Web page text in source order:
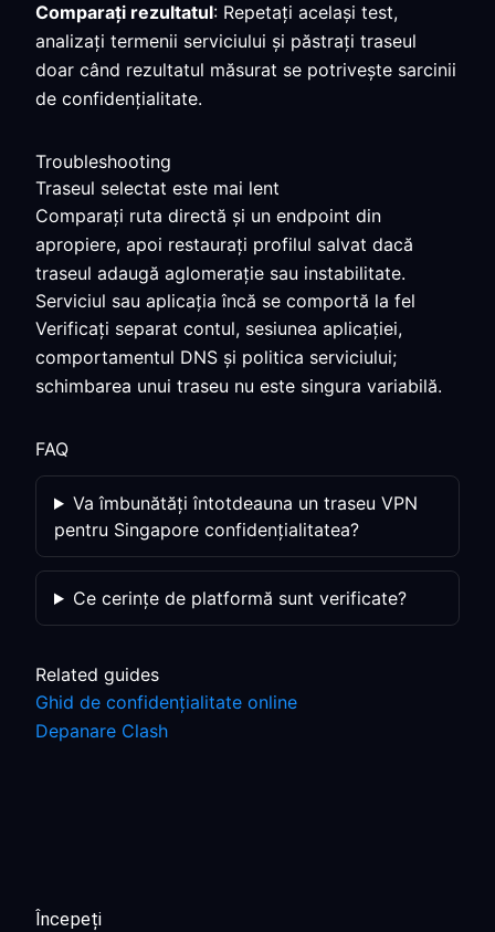
Comparați rezultatul: Repetați același test,
analizați termenii serviciului și păstrați traseul
doar când rezultatul măsurat se potrivește sarcinii
de confidențialitate.
Troubleshooting
Traseul selectat este mai lent
Comparați ruta directă și un endpoint din
apropiere, apoi restaurați profilul salvat dacă
traseul adaugă aglomerație sau instabilitate.
Serviciul sau aplicația încă se comportă la fel
Verificați separat contul, sesiunea aplicației,
comportamentul DNS și politica serviciului;
schimbarea unui traseu nu este singura variabilă.
FAQ
Va îmbunătăți întotdeauna un traseu VPN
pentru Singapore confidențialitatea?
Ce cerințe de platformă sunt verificate?
Related guides
Ghid de confidențialitate online
Depanare Clash
Începeți